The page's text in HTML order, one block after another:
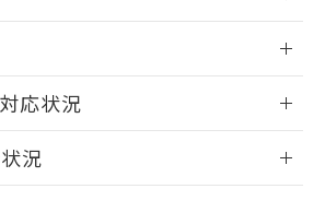
きます。
ログイン/会員登録
応状況
項・凡例
況